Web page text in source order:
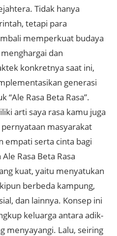
Tidak hanya
tetapi para
memperkuat budaya
dan
konkretnya saat ini,
generasi
Rasa Beta Rasa”.
arti saya rasa kamu juga
masyarakat
empati serta cinta bagi
Rasa Beta Rasa
kuat, yaitu menyatukan
berbeda kampung,
dan lainnya. Konsep ini
keluarga antara adik-
menyayangi. Lalu, seiring